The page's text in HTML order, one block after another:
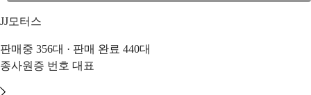
JJ모터스
판매중 356대 · 판매 완료 440대
종사원증 번호 대표